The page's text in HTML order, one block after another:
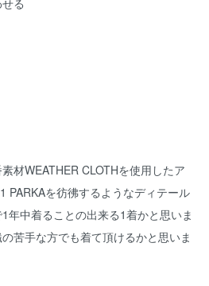
る
材WEATHER CLOTHを使用したア
PARKAを彷彿するようなディテール
年中着ることの出来る1着かと思いま
苦手な方でも着て頂けるかと思いま